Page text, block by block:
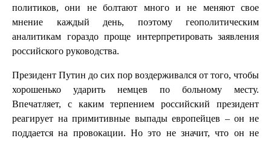
политиков, они не болтают много и не меняют свое
мнение каждый день, поэтому геополитическим
аналитикам гораздо проще интерпретировать заявления
российского руководства.
Президент Путин до сих пор воздерживался от того, чтобы
хорошенько ударить немцев по больному месту.
Впечатляет, с каким терпением российский президент
реагирует на примитивные выпады европейцев – он не
поддается на провокации. Но это не значит, что он не